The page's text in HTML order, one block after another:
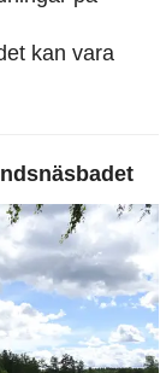
kan vara